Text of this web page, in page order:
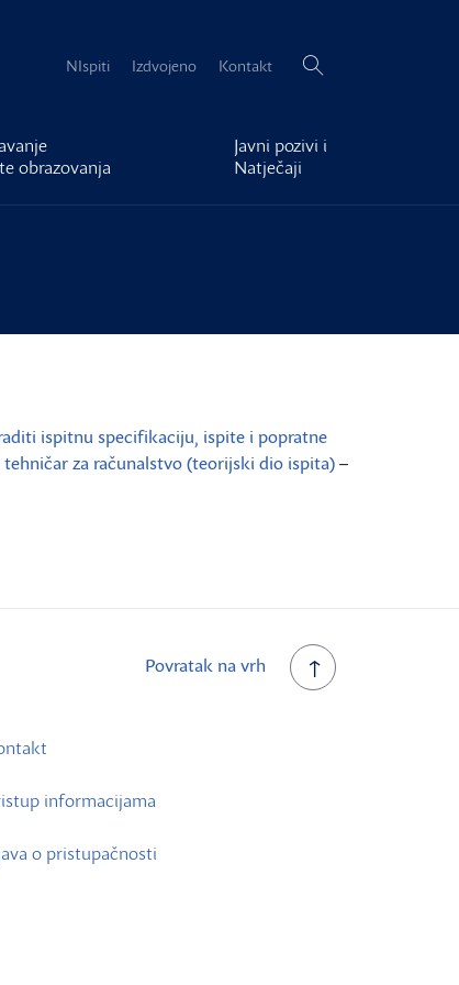
NIspiti Izdvojeno Kontakt Pretraži:
obrazovanja
Javni pozivi i
Natječaji
ispitnu specifikaciju, ispite i popratne
za računalstvo (teorijski dio ispita)–
Povratak na vrh
informacijama
o pristupačnosti